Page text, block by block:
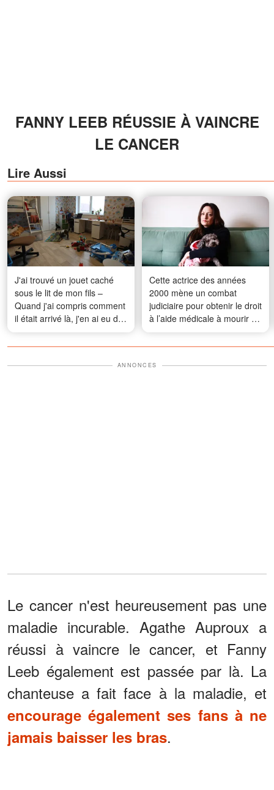
FANNY LEEB RÉUSSIE À VAINCRE
LE CANCER
Lire Aussi
J'ai trouvé un jouet caché
sous le lit de mon fils –
Quand j'ai compris comment
il était arrivé là, j'en ai eu des
frissons
Cette actrice des années
2000 mène un combat
judiciaire pour obtenir le droit
à l’aide médicale à mourir —
De qui s’agit-il ?
ANNONCES
Le cancer n'est heureusement pas une
maladie incurable. Agathe Auproux a
réussi à vaincre le cancer, et Fanny
Leeb également est passée par là. La
chanteuse a fait face à la maladie, et
encourage également ses fans à ne
jamais baisser les bras.